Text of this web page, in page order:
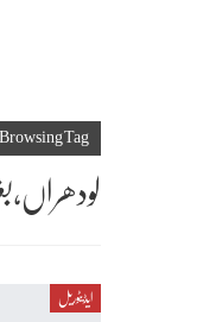
Browsing Tag
ایڈیٹوریل